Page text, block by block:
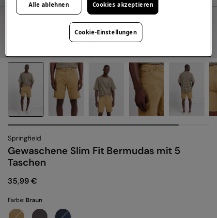
Springfield
Gewaschene Slim Fit Bermudas mit 5
Taschen
35,99 €
Farbe: Braun
Alle ablehnen Cookies akzeptieren
Cookie-Einstellungen